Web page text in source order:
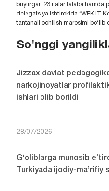
buyurgan 23 nafar talaba hamda
delegatsiya ishtirokida “WFK IT
tantanali ochilish marosimi bo‘lib
So'nggi
Jizzax davlat
narkojinoyatlar
ishlari olib borildi
28/07/2026
G‘oliblarga munosib
Turkiyada ijodiy-ma’rifiy